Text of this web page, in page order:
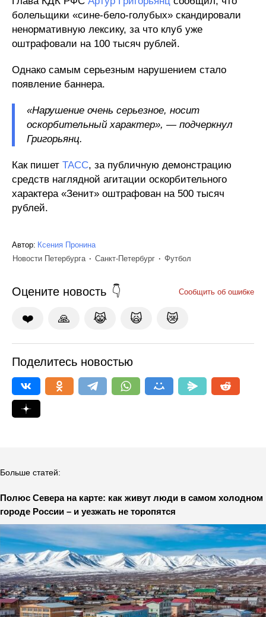
болельщики «сине-бело-голубых» скандировали
ненормативную лексику, за что клуб уже
оштрафовали на 100 тысяч рублей.
Однако самым серьезным нарушением стало
появление баннера.
«Нарушение очень серьезное, носит
оскорбительный характер», — подчеркнул
Григорьянц.
Как пишет ТАСС, за публичную демонстрацию
средств наглядной агитации оскорбительного
характера «Зенит» оштрафован на 500 тысяч
рублей.
Автор: Ксения Пронина
Новости Петербурга
Санкт-Петербург Футбол
Оцените новость Сообщить об ошибке
❤️ 🙏 😹 🙀 😿
Поделитесь новостью
Больше статей:
Полюс Севера на карте: как живут люди в самом холодном
городе России – и уезжать не торопятся